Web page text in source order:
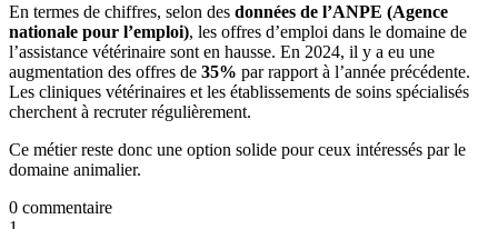
En termes de chiffres, selon des données de l’ANPE (Agence
nationale pour l’emploi), les offres d’emploi dans le domaine de
l’assistance vétérinaire sont en hausse. En 2024, il y a eu une
augmentation des offres de 35% par rapport à l’année précédente.
Les cliniques vétérinaires et les établissements de soins spécialisés
cherchent à recruter régulièrement.
Ce métier reste donc une option solide pour ceux intéressés par le
domaine animalier.
0 commentaire